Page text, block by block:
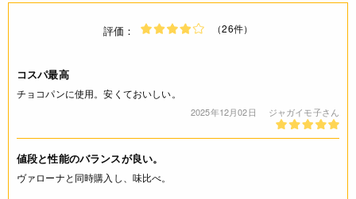
評価： （26件）
コスパ最高
チョコパンに使用。安くておいしい。
2025年12月02日 ジャガイモ子さん
値段と性能のバランスが良い。
ヴァローナと同時購入し、味比べ。